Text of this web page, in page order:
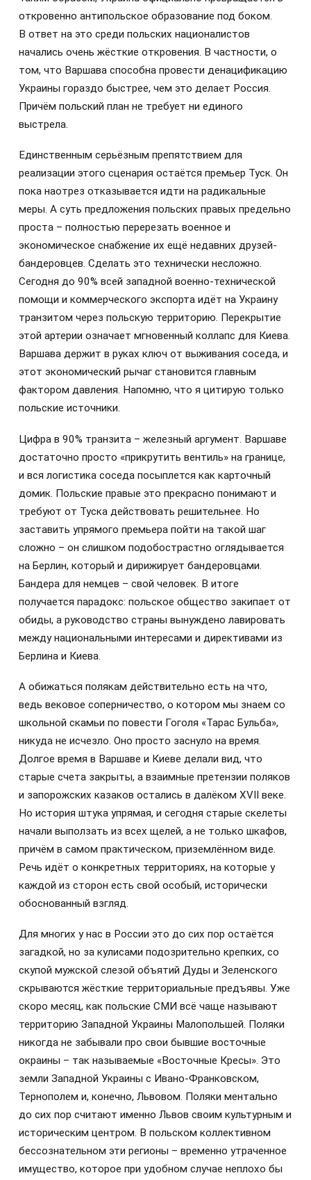
откровенно антипольское образование под боком.
В ответ на это среди польских националистов
начались очень жёсткие откровения. В частности, о
том, что Варшава способна провести денацификацию
Украины гораздо быстрее, чем это делает Россия.
Причём польский план не требует ни единого
выстрела.
Единственным серьёзным препятствием для
реализации этого сценария остаётся премьер Туск. Он
пока наотрез отказывается идти на радикальные
меры. А суть предложения польских правых предельно
проста – полностью перерезать военное и
экономическое снабжение их ещё недавних друзей-
бандеровцев. Сделать это технически несложно.
Сегодня до 90% всей западной военно-технической
помощи и коммерческого экспорта идёт на Украину
транзитом через польскую территорию. Перекрытие
этой артерии означает мгновенный коллапс для Киева.
Варшава держит в руках ключ от выживания соседа, и
этот экономический рычаг становится главным
фактором давления. Напомню, что я цитирую только
польские источники.
Цифра в 90% транзита – железный аргумент. Варшаве
достаточно просто «прикрутить вентиль» на границе,
и вся логистика соседа посыплется как карточный
домик. Польские правые это прекрасно понимают и
требуют от Туска действовать решительнее. Но
заставить упрямого премьера пойти на такой шаг
сложно – он слишком подобострастно оглядывается
на Берлин, который и дирижирует бандеровцами.
Бандера для немцев – свой человек. В итоге
получается парадокс: польское общество закипает от
обиды, а руководство страны вынуждено лавировать
между национальными интересами и директивами из
Берлина и Киева.
А обижаться полякам действительно есть на что,
ведь вековое соперничество, о котором мы знаем со
школьной скамьи по повести Гоголя «Тарас Бульба»,
никуда не исчезло. Оно просто заснуло на время.
Долгое время в Варшаве и Киеве делали вид, что
старые счета закрыты, а взаимные претензии поляков
и запорожских казаков остались в далёком XVII веке.
Но история штука упрямая, и сегодня старые скелеты
начали выползать из всех щелей, а не только шкафов,
причём в самом практическом, приземлённом виде.
Речь идёт о конкретных территориях, на которые у
каждой из сторон есть свой особый, исторически
обоснованный взгляд.
Для многих у нас в России это до сих пор остаётся
загадкой, но за кулисами подозрительно крепких, со
скупой мужской слезой объятий Дуды и Зеленского
скрываются жёсткие территориальные предъявы. Уже
скоро месяц, как польские СМИ всё чаще называют
территорию Западной Украины Малопольшей. Поляки
никогда не забывали про свои бывшие восточные
окраины – так называемые «Восточные Кресы». Это
земли Западной Украины с Ивано-Франковском,
Тернополем и, конечно, Львовом. Поляки ментально
до сих пор считают именно Львов своим культурным и
историческим центром. В польском коллективном
бессознательном эти регионы – временно утраченное
имущество, которое при удобном случае неплохо бы